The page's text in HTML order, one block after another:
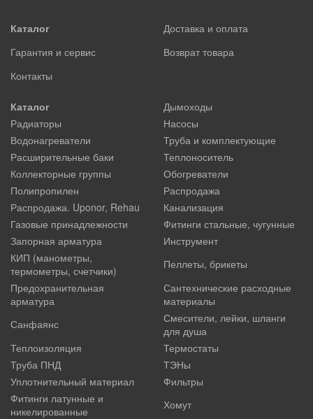
Каталог
Доставка и оплата
Гарантия и сервис
Возврат товара
Контакты
Каталог
Дымоходы
Радиаторы
Насосы
Водонагреватели
Труба и комплектующие
Расширительные баки
Теплоноситель
Коллекторные группы
Обогреватели
Полипропилен
Распродажа
Распродажа. Uponor, Rehau
Канализация
Газовые принадлежности
Фитинги стальные, чугунные
Запорная арматура
Инструмент
КИП (манометры,
термометры, счетчики)
Пеллеты, брикеты
Предохранительная
арматура
Сантехнические расходные
материалы
Санфаянс
Смесители, лейки, шланги
для душа
Теплоизоляция
Термостаты
Труба ПНД
ТЭНы
Уплотнительный материал
Фильтры
Фитинги латунные и
никелированные
Хомут